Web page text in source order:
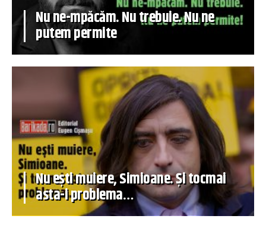
Nu ne-mpăcăm. Nu trebuie. Nu ne
putem permite
Nu ești muiere, Simioane. Și tocmai
asta-i problema…